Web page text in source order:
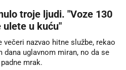
troje ljudi. "Voze 130
ulete u kuću"
večeri nazvao hitne službe, rekao
uglavnom miran, no da se
mrak.